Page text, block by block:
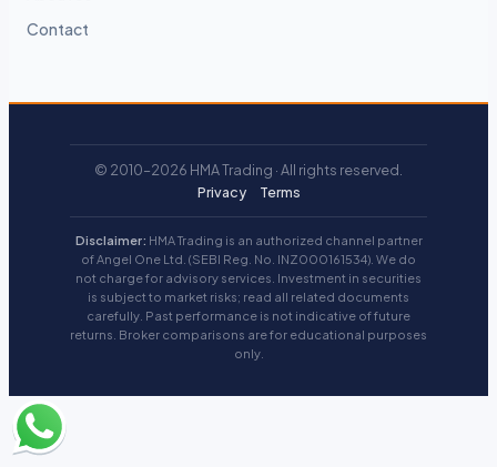
Contact
© 2010–2026 HMA Trading · All rights reserved.
Privacy
Terms
Disclaimer: HMA Trading is an authorized channel partner
of Angel One Ltd. (SEBI Reg. No. INZ000161534). We do
not charge for advisory services. Investment in securities
is subject to market risks; read all related documents
carefully. Past performance is not indicative of future
returns. Broker comparisons are for educational purposes
only.